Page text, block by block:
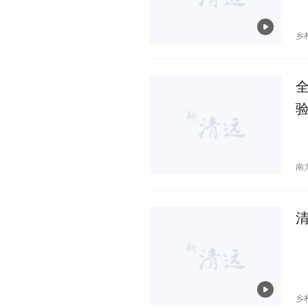
乡
南
乡